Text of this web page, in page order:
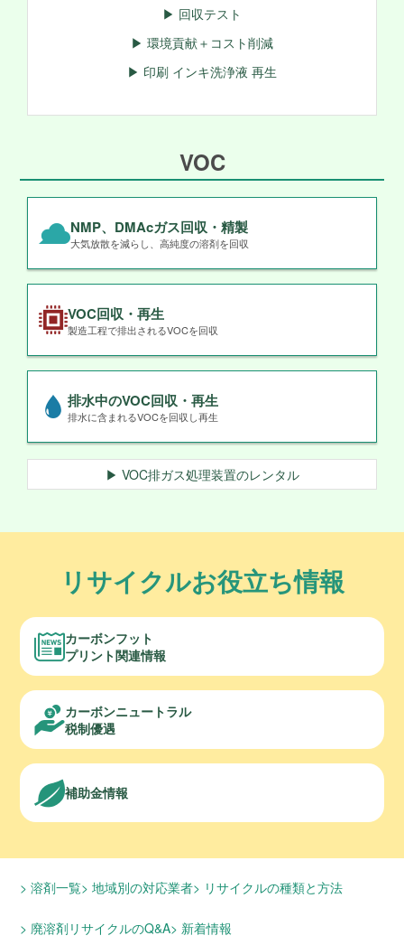
▶ 回収テスト
▶ 環境貢献＋コスト削減
▶ 印刷 インキ洗浄液 再生
VOC
NMP、DMAcガス回収・精製
大気放散を減らし、高純度の溶剤を回収
VOC回収・再生
製造工程で排出されるVOCを回収
排水中のVOC回収・再生
排水に含まれるVOCを回収し再生
▶ VOC排ガス処理装置のレンタル
リサイクルお役立ち情報
カーボンフット
プリント関連情報
カーボンニュートラル
税制優遇
補助金情報
溶剤一覧 地域別の対応業者 リサイクルの種類と方法
廃溶剤リサイクルのQ&A 新着情報